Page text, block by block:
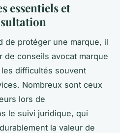
essentiels et
de protéger une marque, il
conseils avocat marque
difficultés souvent
Nombreux sont ceux
lors de
le suivi juridique, qui
la valeur de